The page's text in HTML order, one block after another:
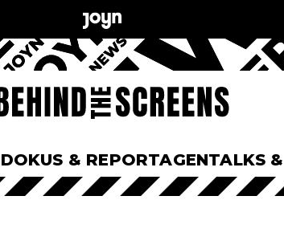
DOKUS & REPORTAGENTALKS